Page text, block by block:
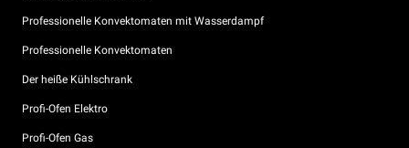
Professionelle Konvektomaten mit Wasserdampf
Professionelle Konvektomaten
Der heiße Kühlschrank
Profi-Ofen Elektro
Profi-Ofen Gas